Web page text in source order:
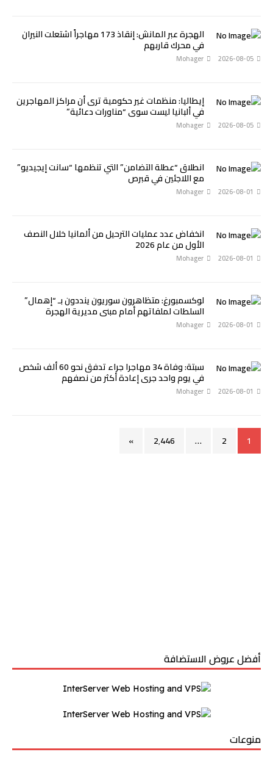
الهجرة عبر المانش: إنقاذ 173 مهاجراً اشتعلت النيران
في محرك قاربهم
2026-08-05
Mohager
إيطاليا: منظمات غير حكومية ترى أن مراكز المهاجرين
في ألبانيا ليست سوى “مناورات دعائية”
2026-08-05
Mohager
انطلاق “عطلة التضامن” التي تنظمها “سانت إيجيديو”
مع اللاجئين في قبرص
2026-08-01
Mohager
انخفاض عدد عمليات الترحيل من ألمانيا خلال النصف
الأول من عام 2026
2026-08-01
Mohager
لوكسمبورغ: متظاهرون سوريون ينددون بـ “إهمال”
السلطات لملفاتهم أمام مبنى مديرية الهجرة
2026-08-01
Mohager
سبتة: وفاة 34 مهاجرا جراء تدفق نحو 60 ألف شخص
في يوم واحد جرى إعادة أكثر من نصفهم
2026-08-01
Mohager
1
2
… 2٬446 »
أفضل عروض الاستضافة
منوعات